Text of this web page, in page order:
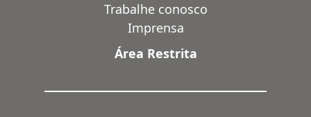
Trabalhe conosco
Imprensa
Área Restrita